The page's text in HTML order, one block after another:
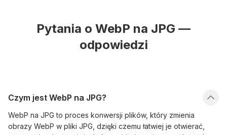
Pytania o WebP na JPG —
odpowiedzi
Czym jest WebP na JPG?
WebP na JPG to proces konwersji plików, który zmienia
obrazy WebP w pliki JPG, dzięki czemu łatwiej je otwierać,